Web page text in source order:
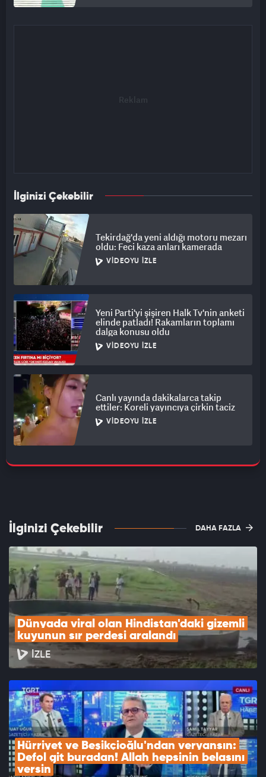
İlginizi Çekebilir
Tekirdağ'da yeni aldığı motoru mezarı
oldu: Feci kaza anları kamerada
VIDEOYU İZLE
Yeni Parti'yi şişiren Halk Tv'nin anketi
elinde patladı! Rakamların toplamı
dalga konusu oldu
VIDEOYU İZLE
Canlı yayında dakikalarca takip
ettiler: Koreli yayıncıya çirkin taciz
VIDEOYU İZLE
İlginizi Çekebilir DAHA FAZLA
Dünyada viral olan Hindistan'daki gizemli
kuyunun sır perdesi aralandı
İZLE
Hürriyet ve Beşikçioğlu'ndan veryansın:
Defol git buradan! Allah hepsinin belasını
versin